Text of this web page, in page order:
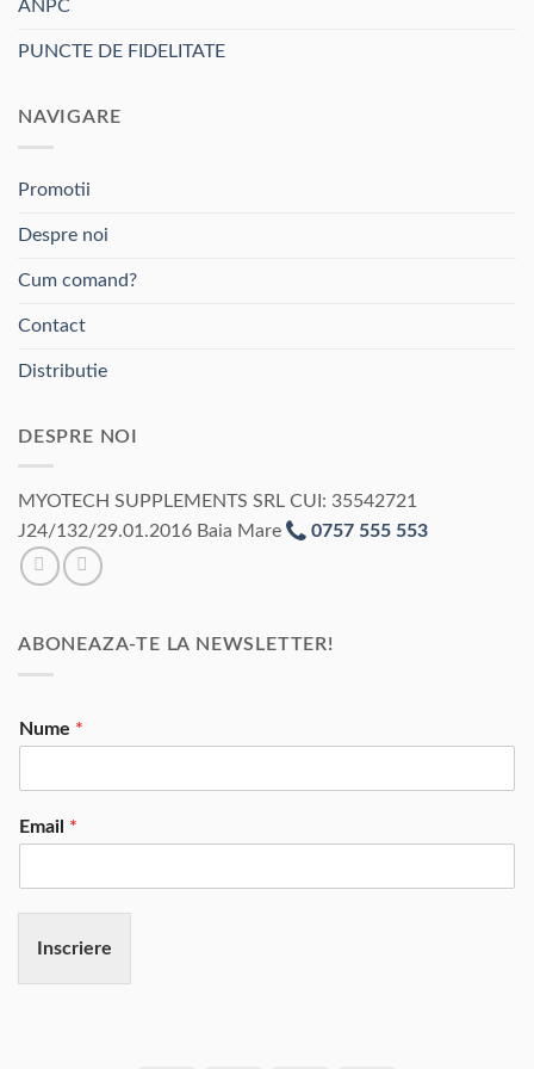
ANPC
PUNCTE DE FIDELITATE
NAVIGARE
Promotii
Despre noi
Cum comand?
Contact
Distributie
DESPRE NOI
MYOTECH SUPPLEMENTS SRL CUI: 35542721
J24/132/29.01.2016 Baia Mare
0757 555 553
ABONEAZA-TE LA NEWSLETTER!
Nume *
Email *
Inscriere